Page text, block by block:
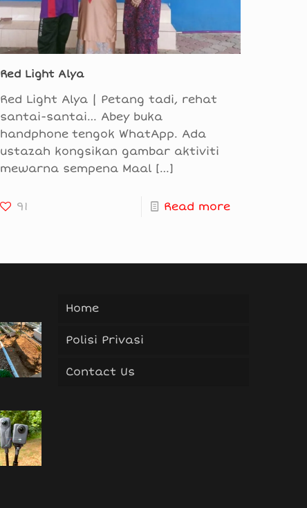
Red Light Alya
Red Light Alya | Petang tadi, rehat
santai-santai… Abey buka
handphone tengok WhatApp. Ada
ustazah kongsikan gambar aktiviti
mewarna sempena Maal[…]
91 Read more
Home
Polisi Privasi
Contact Us